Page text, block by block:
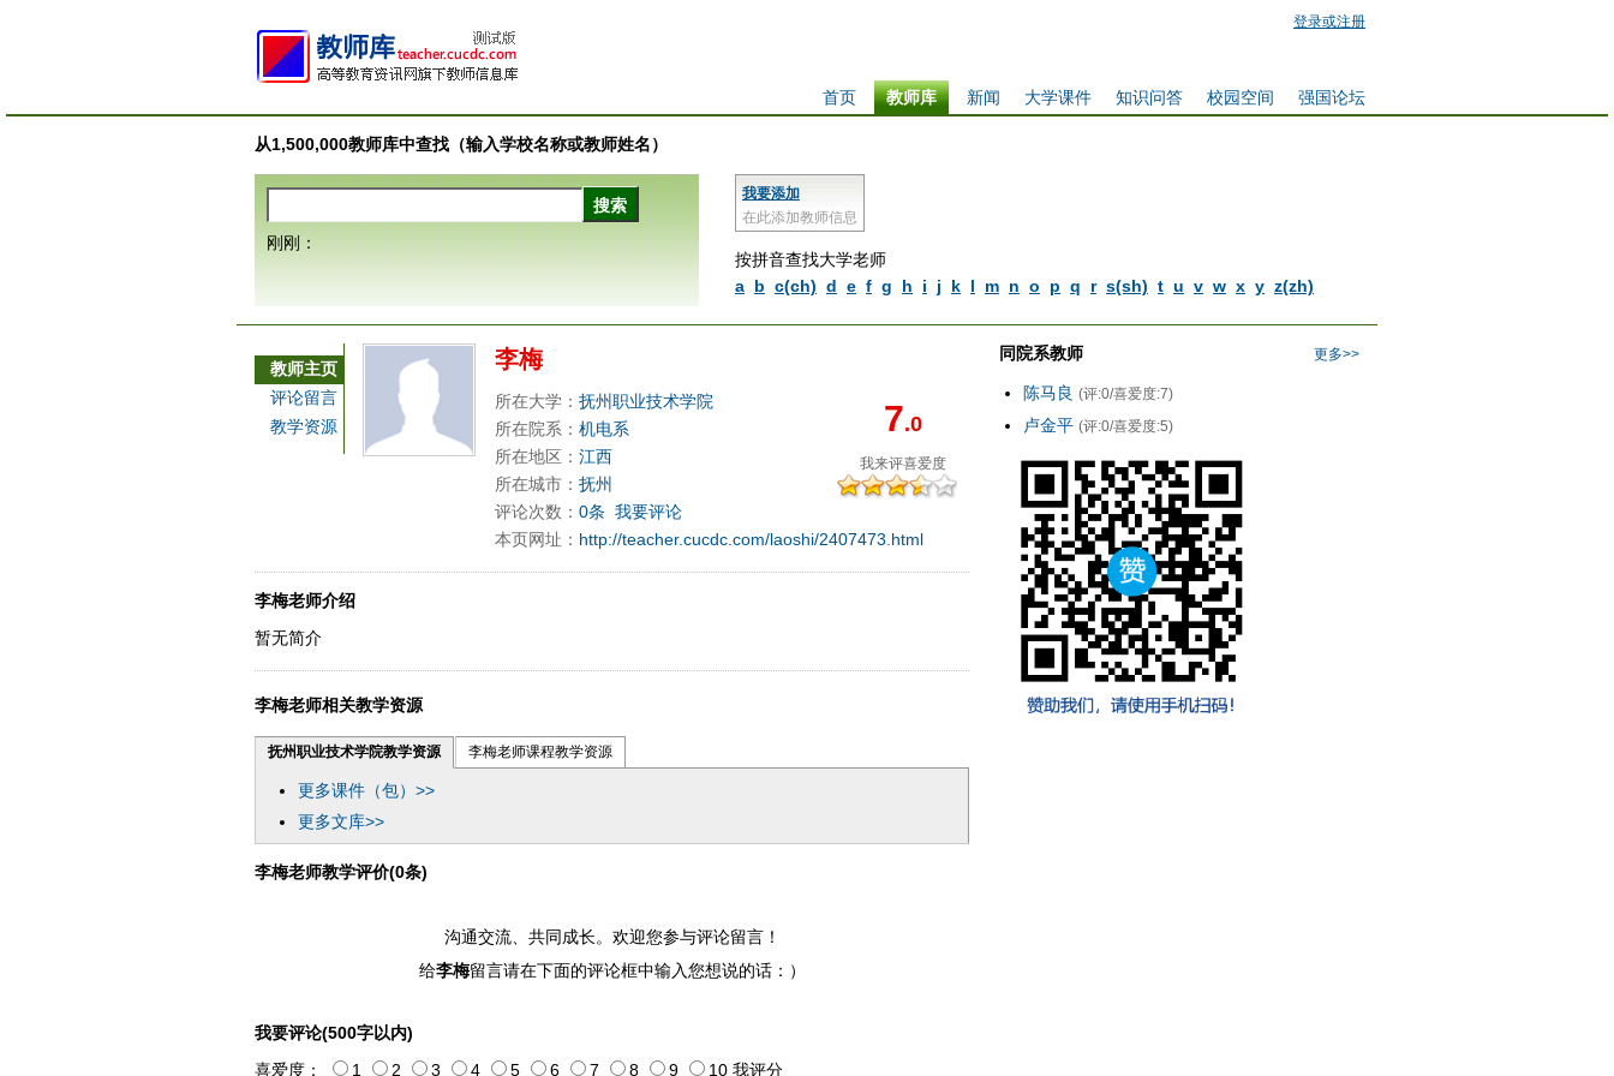
登录或注册
强国论坛
校园空间
知识问答
大学课件
新闻
教师库
首页
从1,500,000教师库中查找（输入学校名称或教师姓名）
我要添加
在此添加教师信息
按拼音查找大学老师
a b c(ch) d e f g h i j k l m n o p q r s(sh) t u v w x y z(zh)
刚刚：
教师主页
评论留言
教学资源
李梅
7.0
我来评喜爱度
所在大学： 抚州职业技术学院
所在院系： 机电系
所在地区： 江西
所在城市： 抚州
评论次数： 0条 我要评论
本页网址： http://teacher.cucdc.com/laoshi/2407473.html
李梅老师介绍
暂无简介
李梅老师相关教学资源
抚州职业技术学院教学资源 李梅老师课程教学资源
更多课件（包）>>
更多文库>>
李梅老师教学评价(0条)
沟通交流、共同成长。欢迎您参与评论留言！
给李梅留言请在下面的评论框中输入您想说的话：）
我要评论(500字以内)
喜爱度：
1 2 3 4 5 6 7 8 9 10 我评分
更多>>
同院系教师
陈马良 (评:0/喜爱度:7)
卢金平 (评:0/喜爱度:5)